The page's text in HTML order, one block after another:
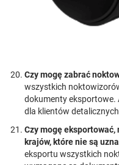
Czy mogę zabrać
wszystkich
dokumenty eksportowe.
dla klientów
Czy mogę eksportować,
krajów, które nie są
eksportu wszystkich